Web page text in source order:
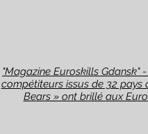
"Magazine Euroskills Gdansk"
compétiteurs issus de 32 pays
Bears » ont brillé aux